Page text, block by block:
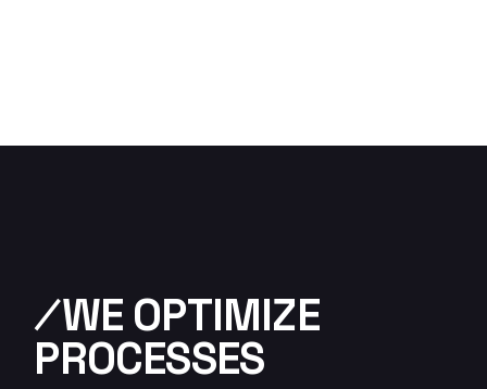
⁄WE OPTIMIZE
PROCESSES